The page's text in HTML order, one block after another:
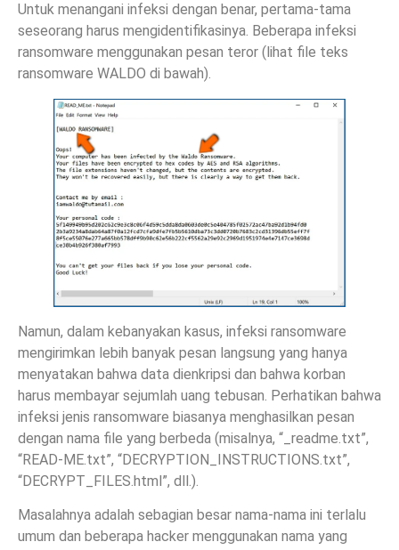
Untuk menangani infeksi dengan benar, pertama-tama
seseorang harus mengidentifikasinya. Beberapa infeksi
ransomware menggunakan pesan teror (lihat file teks
ransomware WALDO di bawah).
Namun, dalam kebanyakan kasus, infeksi ransomware
mengirimkan lebih banyak pesan langsung yang hanya
menyatakan bahwa data dienkripsi dan bahwa korban
harus membayar sejumlah uang tebusan. Perhatikan bahwa
infeksi jenis ransomware biasanya menghasilkan pesan
dengan nama file yang berbeda (misalnya, “_readme.txt”,
“READ-ME.txt”, “DECRYPTION_INSTRUCTIONS.txt”,
“DECRYPT_FILES.html”, dll.).
Masalahnya adalah sebagian besar nama-nama ini terlalu
umum dan beberapa hacker menggunakan nama yang